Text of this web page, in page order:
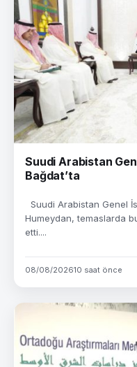
Suudi Arabistan
Bağdat’ta
Suudi Arabistan Genel
Humeydan, temaslarda
etti....
08/08/202610 saat önce